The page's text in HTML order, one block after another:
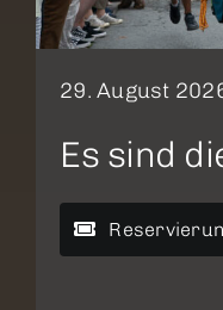
29. August
Es sind